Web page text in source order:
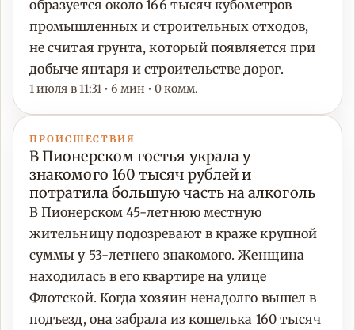
образуется около 166 тысяч кубометров
промышленных и строительных отходов,
не считая грунта, который появляется при
добыче янтаря и строительстве дорог.
1 июля в 11:31 • 6 мин • 0 комм.
ПРОИСШЕСТВИЯ
В Пионерском гостья украла у
знакомого 160 тысяч рублей и
потратила большую часть на алкоголь
В Пионерском 45-летнюю местную
жительницу подозревают в краже крупной
суммы у 53-летнего знакомого. Женщина
находилась в его квартире на улице
Флотской. Когда хозяин ненадолго вышел в
подъезд, она забрала из кошелька 160 тысяч